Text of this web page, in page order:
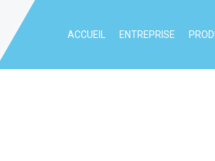
ACCUEIL ENTREPRISE